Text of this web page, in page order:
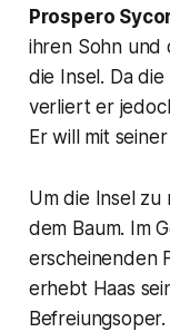
Prospero
ihren Sohn und
die Insel. Da
verliert er
Er will mit
Um die Insel
dem Baum. Im
erscheinenden
erhebt Haas